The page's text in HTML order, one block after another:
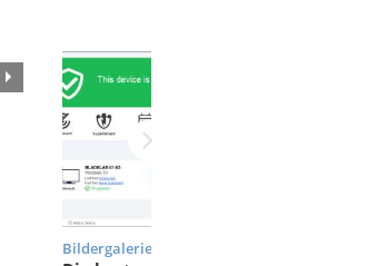
Bildergalerie: